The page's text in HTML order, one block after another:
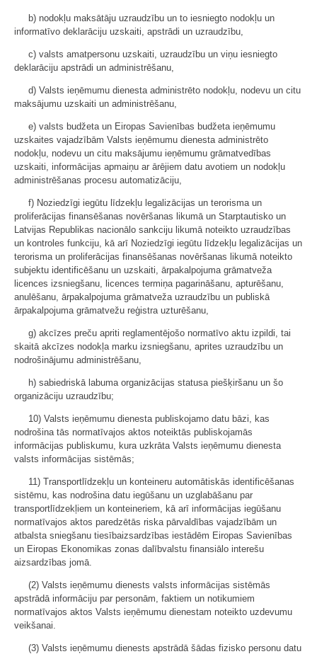
b) nodokļu maksātāju uzraudzību un to iesniegto nodokļu un
informatīvo deklarāciju uzskaiti, apstrādi un uzraudzību,
c) valsts amatpersonu uzskaiti, uzraudzību un viņu iesniegto
deklarāciju apstrādi un administrēšanu,
d) Valsts ieņēmumu dienesta administrēto nodokļu, nodevu un citu
maksājumu uzskaiti un administrēšanu,
e) valsts budžeta un Eiropas Savienības budžeta ieņēmumu
uzskaites vajadzībām Valsts ieņēmumu dienesta administrēto
nodokļu, nodevu un citu maksājumu ieņēmumu grāmatvedības
uzskaiti, informācijas apmaiņu ar ārējiem datu avotiem un nodokļu
administrēšanas procesu automatizāciju,
f) Noziedzīgi iegūtu līdzekļu legalizācijas un terorisma un
proliferācijas finansēšanas novēršanas likumā un Starptautisko un
Latvijas Republikas nacionālo sankciju likumā noteikto uzraudzības
un kontroles funkciju, kā arī Noziedzīgi iegūtu līdzekļu legalizācijas un
terorisma un proliferācijas finansēšanas novēršanas likumā noteikto
subjektu identificēšanu un uzskaiti, ārpakalpojuma grāmatveža
licences izsniegšanu, licences termiņa pagarināšanu, apturēšanu,
anulēšanu, ārpakalpojuma grāmatveža uzraudzību un publiskā
ārpakalpojuma grāmatvežu reģistra uzturēšanu,
g) akcīzes preču apriti reglamentējošo normatīvo aktu izpildi, tai
skaitā akcīzes nodokļa marku izsniegšanu, aprites uzraudzību un
nodrošinājumu administrēšanu,
h) sabiedriskā labuma organizācijas statusa piešķiršanu un šo
organizāciju uzraudzību;
10) Valsts ieņēmumu dienesta publiskojamo datu bāzi, kas
nodrošina tās normatīvajos aktos noteiktās publiskojamās
informācijas publiskumu, kura uzkrāta Valsts ieņēmumu dienesta
valsts informācijas sistēmās;
11) Transportlīdzekļu un konteineru automātiskās identificēšanas
sistēmu, kas nodrošina datu iegūšanu un uzglabāšanu par
transportlīdzekļiem un konteineriem, kā arī informācijas iegūšanu
normatīvajos aktos paredzētās riska pārvaldības vajadzībām un
atbalsta sniegšanu tiesībaizsardzības iestādēm Eiropas Savienības
un Eiropas Ekonomikas zonas dalībvalstu finansiālo interešu
aizsardzības jomā.
(2) Valsts ieņēmumu dienests valsts informācijas sistēmās
apstrādā informāciju par personām, faktiem un notikumiem
normatīvajos aktos Valsts ieņēmumu dienestam noteikto uzdevumu
veikšanai.
(3) Valsts ieņēmumu dienests apstrādā šādas fizisko personu datu